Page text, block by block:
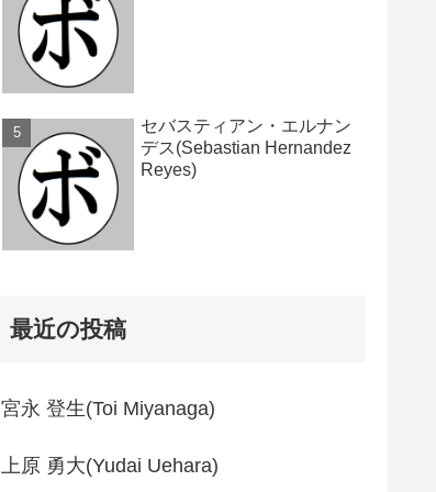
セバスティアン・エルナン
デス(Sebastian Hernandez
Reyes)
最近の投稿
宮永 登生(Toi Miyanaga)
上原 勇大(Yudai Uehara)